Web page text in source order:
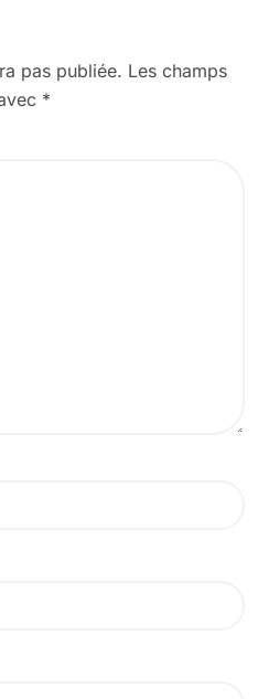
pas publiée. Les champs
*